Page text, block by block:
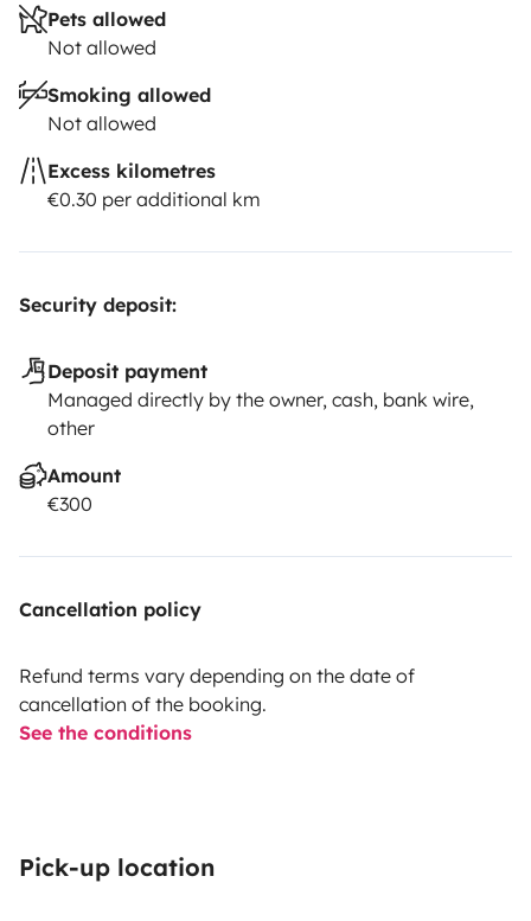
Pets allowed
Not allowed
Smoking allowed
Not allowed
Excess kilometres
€0.30 per additional km
Security deposit:
Deposit payment
Managed directly by the owner, cash, bank wire,
other
Amount
€300
Cancellation policy
Refund terms vary depending on the date of
cancellation of the booking.
See the conditions
Pick-up location